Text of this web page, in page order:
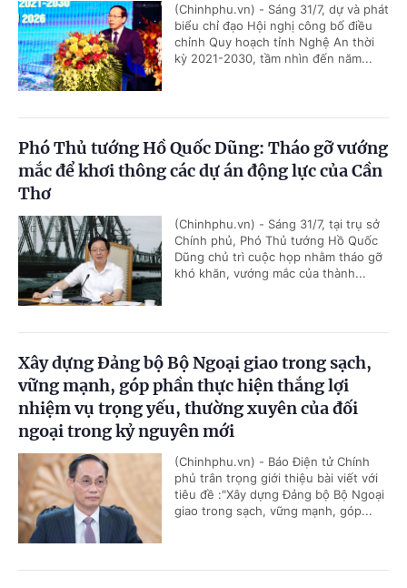
(Chinhphu.vn) - Sáng 31/7, dự và phát
biểu chỉ đạo Hội nghị công bố điều
chỉnh Quy hoạch tỉnh Nghệ An thời
kỳ 2021-2030, tầm nhìn đến năm...
Phó Thủ tướng Hồ Quốc Dũng: Tháo gỡ vướng
mắc để khơi thông các dự án động lực của Cần
Thơ
(Chinhphu.vn) - Sáng 31/7, tại trụ sở
Chính phủ, Phó Thủ tướng Hồ Quốc
Dũng chủ trì cuộc họp nhằm tháo gỡ
khó khăn, vướng mắc của thành...
Xây dựng Đảng bộ Bộ Ngoại giao trong sạch,
vững mạnh, góp phần thực hiện thắng lợi
nhiệm vụ trọng yếu, thường xuyên của đối
ngoại trong kỷ nguyên mới
(Chinhphu.vn) - Báo Điện tử Chính
phủ trân trọng giới thiệu bài viết với
tiêu đề :"Xây dựng Đảng bộ Bộ Ngoại
giao trong sạch, vững mạnh, góp...